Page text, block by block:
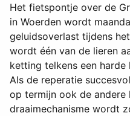
Het fietspontje over de
in Woerden wordt
geluidsoverlast tijdens
wordt één van de lieren
ketting telkens een harde
Als de reperatie
op termijn ook de andere
draaimechanisme wordt